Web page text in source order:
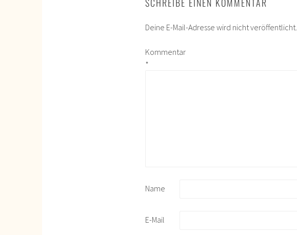
SCHREIBE EINEN KOMMENTAR
Deine E-Mail-Adresse wird nicht veröffentlicht.
Kommentar
*
Name
E-Mail